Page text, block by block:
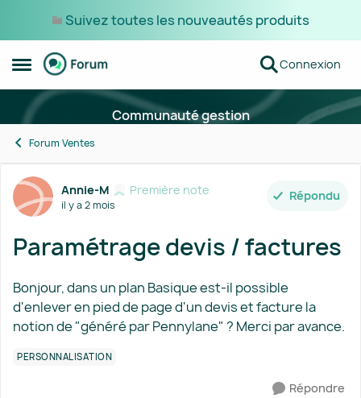
Suivez toutes les nouveautés produits
Ouvrir Menu Latéral
Passer au contenu Connexion
Communauté gestion
Forum Ventes
Forum Discussion
Annie-M Première note
il y a 2 mois
Répondu
Paramétrage devis / factures
Bonjour, dans un plan Basique est-il possible
d'enlever en pied de page d'un devis et facture la
notion de "généré par Pennylane" ? Merci par avance.
PERSONNALISATION
Répondre